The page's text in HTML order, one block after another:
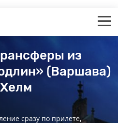
из
(Варшава)
сразу по прилете,